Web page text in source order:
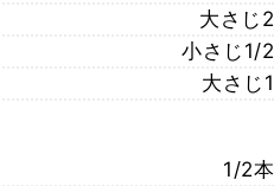
大さじ2
小さじ1/2
大さじ1
1/2本